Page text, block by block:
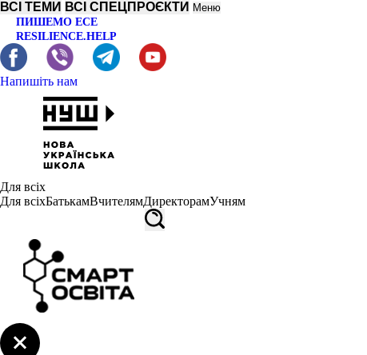
ВСІ ТЕМИ ВСІ СПЕЦПРОЄКТИ Меню
ПИШЕМО ЕСЕ
RESILIENCE.HELP
Напишіть нам
Для всіх
Для всіхБатькамВчителямДиректорамУчням